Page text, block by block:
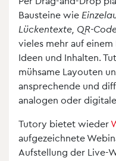
Bausteine wie
Lückentexte, QR-
vieles mehr auf
Ideen und Inhalten.
mühsame Layouten
ansprechende und
analogen oder
Tutory bietet wieder
aufgezeichnete
Aufstellung der Live-